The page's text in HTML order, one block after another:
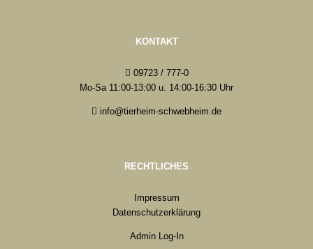
KONTAKT
09723 / 777-0
Mo-Sa 11:00-13:00 u. 14:00-16:30 Uhr
info@tierheim-schwebheim.de
RECHTLICHES
Impressum
Datenschutzerklärung
Admin Log-In